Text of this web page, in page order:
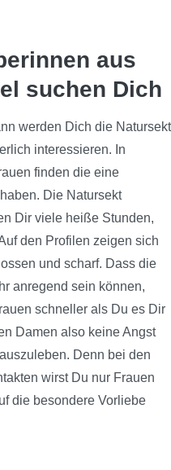
aus
suchen Dich
werden Dich die Natursekt
interessieren. In
finden die eine
Die Natursekt
Dir viele heiße Stunden,
den Profilen zeigen sich
und scharf. Dass die
anregend sein können,
schneller als Du es Dir
Damen also keine Angst
Denn bei den
wirst Du nur Frauen
die besondere Vorliebe